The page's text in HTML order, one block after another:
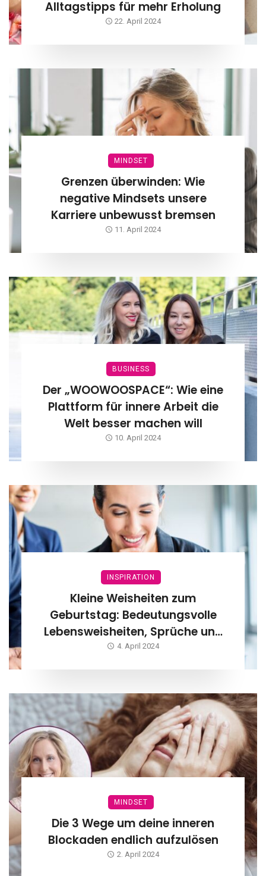
Alltagstipps für mehr Erholung
22. April 2024
MINDSET
Grenzen überwinden: Wie
negative Mindsets unsere
Karriere unbewusst bremsen
11. April 2024
BUSINESS
Der „WOOWOOSPACE“: Wie eine
Plattform für innere Arbeit die
Welt besser machen will
10. April 2024
INSPIRATION
Kleine Weisheiten zum
Geburtstag: Bedeutungsvolle
Lebensweisheiten, Sprüche und
Zitate
4. April 2024
MINDSET
Die 3 Wege um deine inneren
Blockaden endlich aufzulösen
2. April 2024